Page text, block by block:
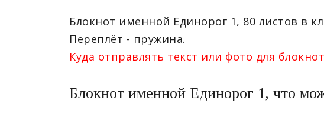
Блокнот именной Единорог 1, 80 листов в
Переплёт - пружина.
Куда отправлять текст или фото для
Блокнот именной Единорог 1, что